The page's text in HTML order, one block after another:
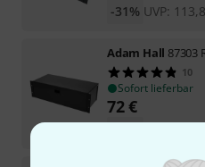
UVP:
-31%
Adam Hall 87303
10
Sofort lieferbar
72€